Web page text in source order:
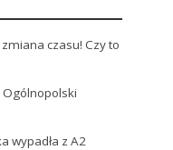
czasu! Czy to
wypadła z A2